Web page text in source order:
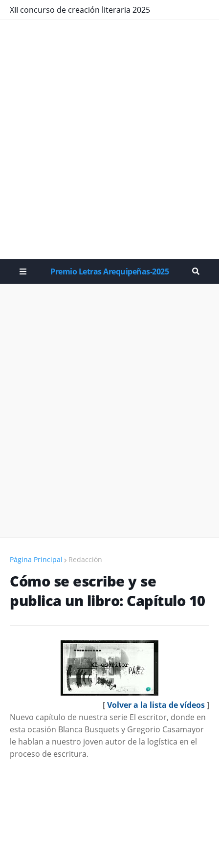
XII concurso de creación literaria 2025
Premio Letras Arequipeñas-2025
Página Principal Redacción
Cómo se escribe y se
publica un libro: Capítulo 10
[Volver a la lista de vídeos]
Nuevo capítulo de nuestra serie El escritor, donde en
esta ocasión Blanca Busquets y Gregorio Casamayor
le hablan a nuestro joven autor de la logística en el
proceso de escritura.